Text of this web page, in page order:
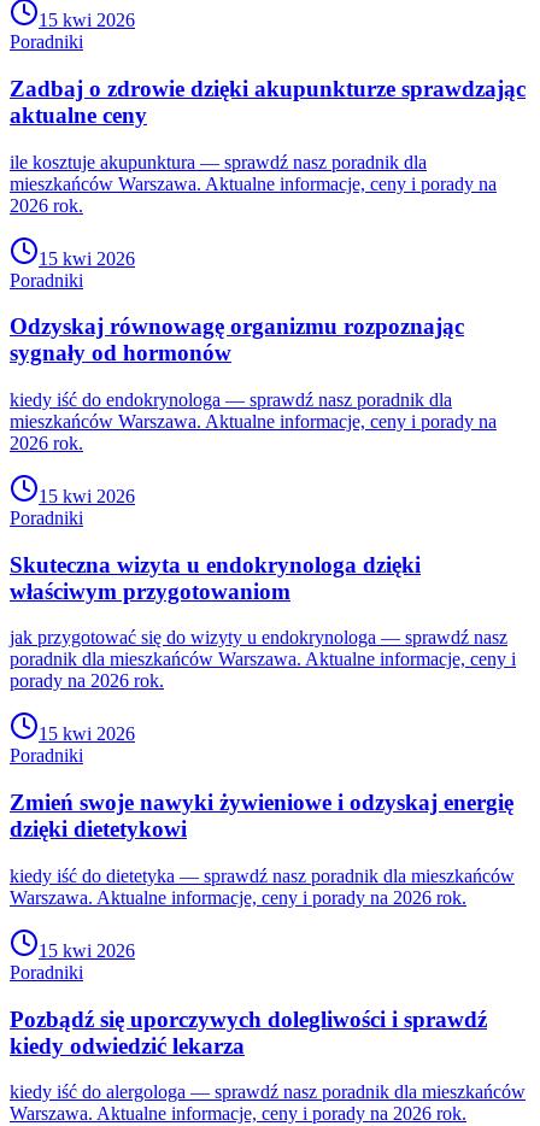
15 kwi 2026
Poradniki
Zadbaj o zdrowie dzięki akupunkturze sprawdzając
aktualne ceny
ile kosztuje akupunktura — sprawdź nasz poradnik dla
mieszkańców Warszawa. Aktualne informacje, ceny i porady na
2026 rok.
15 kwi 2026
Poradniki
Odzyskaj równowagę organizmu rozpoznając
sygnały od hormonów
kiedy iść do endokrynologa — sprawdź nasz poradnik dla
mieszkańców Warszawa. Aktualne informacje, ceny i porady na
2026 rok.
15 kwi 2026
Poradniki
Skuteczna wizyta u endokrynologa dzięki
właściwym przygotowaniom
jak przygotować się do wizyty u endokrynologa — sprawdź nasz
poradnik dla mieszkańców Warszawa. Aktualne informacje, ceny i
porady na 2026 rok.
15 kwi 2026
Poradniki
Zmień swoje nawyki żywieniowe i odzyskaj energię
dzięki dietetykowi
kiedy iść do dietetyka — sprawdź nasz poradnik dla mieszkańców
Warszawa. Aktualne informacje, ceny i porady na 2026 rok.
15 kwi 2026
Poradniki
Pozbądź się uporczywych dolegliwości i sprawdź
kiedy odwiedzić lekarza
kiedy iść do alergologa — sprawdź nasz poradnik dla mieszkańców
Warszawa. Aktualne informacje, ceny i porady na 2026 rok.